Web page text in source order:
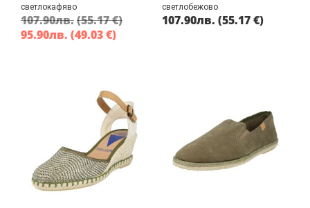
светлокафяво
107.90лв.(55.17 €)
95.90лв. (49.03 €)
светлобежово
107.90лв. (55.17 €)